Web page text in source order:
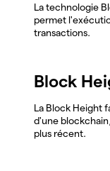
La technologie
permet
transactions.
Block
La Block Height
d'une
plus récent.